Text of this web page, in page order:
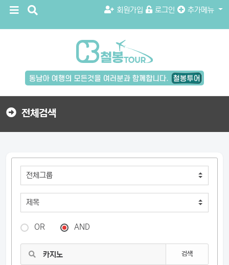
메
버
검
버
회원가입 로그인 추가메뉴
버
튼
전체검색
OR AND
검색